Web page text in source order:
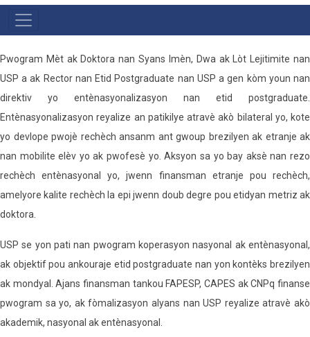
KREYÒL
AYISYEN
Pwogram Mèt ak Doktora nan Syans Imèn, Dwa ak Lòt Lejitimite nan
USP a ak Rector nan Etid Postgraduate nan USP a gen kòm youn nan
direktiv yo entènasyonalizasyon nan etid postgraduate.
Entènasyonalizasyon reyalize an patikilye atravè akò bilateral yo, kote
yo devlope pwojè rechèch ansanm ant gwoup brezilyen ak etranje ak
nan mobilite elèv yo ak pwofesè yo. Aksyon sa yo bay aksè nan rezo
rechèch entènasyonal yo, jwenn finansman etranje pou rechèch,
amelyore kalite rechèch la epi jwenn doub degre pou etidyan metriz ak
doktora.
USP se yon pati nan pwogram koperasyon nasyonal ak entènasyonal,
ak objektif pou ankouraje etid postgraduate nan yon kontèks brezilyen
ak mondyal. Ajans finansman tankou FAPESP, CAPES ak CNPq finanse
pwogram sa yo, ak fòmalizasyon alyans nan USP reyalize atravè akò
akademik, nasyonal ak entènasyonal.